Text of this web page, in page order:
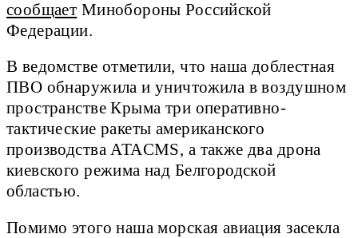
сообщает Минобороны Российской
Федерации.
В ведомстве отметили, что наша доблестная
ПВО обнаружила и уничтожила в воздушном
пространстве Крыма три оперативно-
тактические ракеты американского
производства ATACMS, а также два дрона
киевского режима над Белгородской
областью.
Помимо этого наша морская авиация засекла